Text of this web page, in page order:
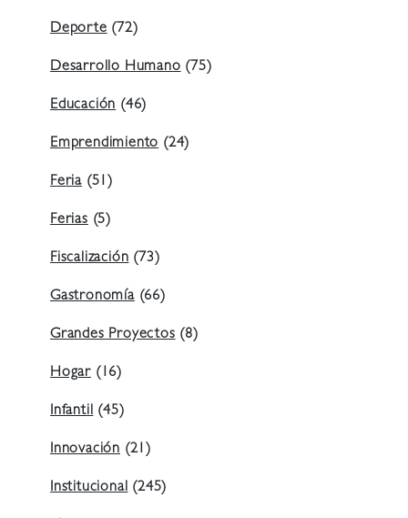
Deporte (72)
Desarrollo Humano (75)
Educación (46)
Emprendimiento (24)
Feria (51)
Ferias (5)
Fiscalización (73)
Gastronomía(66)
Grandes Proyectos (8)
Hogar (16)
Infantil (45)
Innovación (21)
Institucional (245)